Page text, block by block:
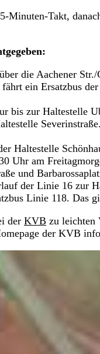
Minuten-Takt,
die Aachener
ein Ersatzbus
bis zur Haltestelle
Haltestelle
Uhr am
und
der Linie 16 zur
Linie 118. Das
der KVB zu leichten
der KVB